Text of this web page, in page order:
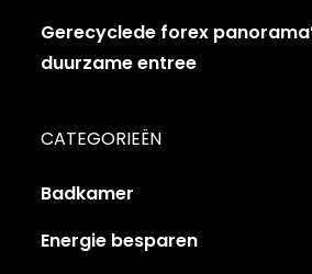
Gerecyclede forex
duurzame entree
CATEGORIEËN
Badkamer
Energie besparen